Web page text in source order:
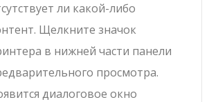
ли какой-либо
Щелкните значок
в нижней части панели
просмотра.
диалоговое окно